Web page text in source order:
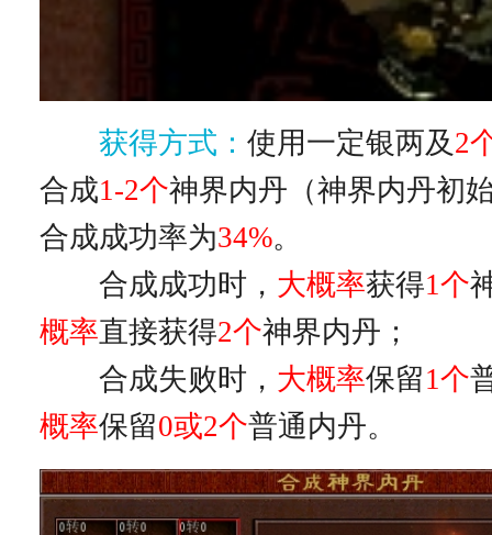
获得方式：使用一定银两及 2
合成1-2个神界内丹（神界内丹初
合成成功率为34%。
合成成功时， 大概率获得1个
概率直接获得2个神界内丹；
合成失败时， 大概率保留1个
概率保留0或2个普通内丹。